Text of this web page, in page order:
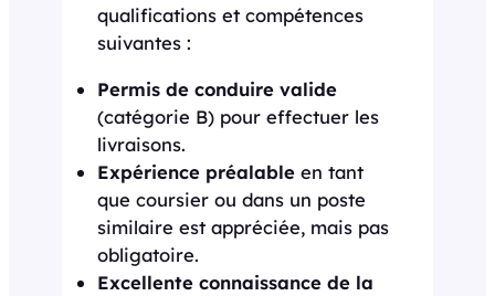
qualifications et compétences
suivantes :
Permis de conduire valide
(catégorie B) pour effectuer les
livraisons.
Expérience préalable en tant
que coursier ou dans un poste
similaire est appréciée, mais pas
obligatoire.
Excellente connaissance de la